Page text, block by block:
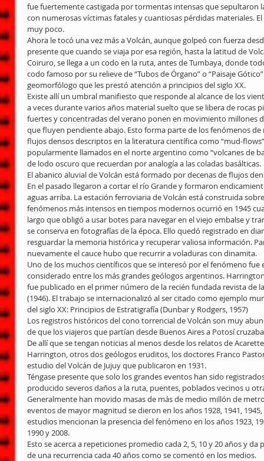
fue fuertemente castigada por tormentas intensas que sepultaron
con numerosas víctimas fatales y cuantiosas pérdidas materiales.
muy poco.
Ahora le tocó una vez más a Volcán, aunque golpeó con fuerza
presente que cuando se viaja por esa región, hasta la latitud de
Coiruro, se llega a un codo en la ruta, antes de Tumbaya, donde
codo famoso por su relieve de “Tubos de Órgano” o “Paisaje
geomorfólogo que les prestó atención a principios del siglo XX.
Existe allí un umbral manifiesto que responde al alcance de los
a veces durante varios años material suelto que se libera de rocas
fuertes y concentradas del verano ponen en movimiento millones
que fluyen pendiente abajo. Esto forma parte de los fenómenos
flujos densos descriptos en la literatura científica como “mud-
popularmente llamados en el norte argentino como “volcanes de
de lodo oscuro que recuerdan por analogía a las coladas basálticas.
El abanico aluvial de Volcán está formado por decenas de flujos
En el pasado llegaron a cortar el río Grande y formaron
aguas arriba. La estación ferroviaria de Volcán está construida
fenómenos más intensos en tiempos modernos ocurrió en 1945
largo que obligó a usar botes para navegar en el viejo embalse y
se conserva en fotografías de la época. Ello quedó registrado en
resguardar la memoria histórica y recuperar valiosa información.
nuevamente el cauce hubo que recurrir a voladuras con dinamita.
Uno de los muchos científicos que se interesó por el fenómeno fue
considerado entre los más grandes geólogos argentinos.
fue publicado en el primer número de la recién fundada revista de
(1946). El trabajo se internacionalizó al ser citado como ejemplo
del siglo XX: Principios de Estratigrafía (Dunbar y Rodgers, 1957)
Los registros históricos del cono torrencial de Volcán son muy
de que los viajeros que partían desde Buenos Aires a Potosí
De allí que se tengan noticias al menos desde los relatos de
Harrington, otros dos geólogos eruditos, los doctores Franco
estudio del Volcán de Jujuy que publicaron en 1931.
Téngase presente que solo los grandes eventos han sido
producido severos daños a la ruta, puentes, poblados vecinos u
Generalmente han movido masas de más de medio millón de
eventos de mayor magnitud se dieron en los años 1928, 1941,
estudios mencionan la presencia del fenómeno en los años 1923,
1990 y 2008.
Esto se acerca a repeticiones promedio cada 2, 5, 10 y 20 años y
de una recurrencia cada 40 años como se comentó en los medios.